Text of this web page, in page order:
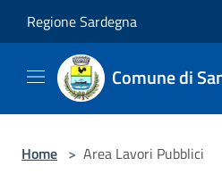
Regione Sardegna
Comune di
Home > Area Lavori Pubblici